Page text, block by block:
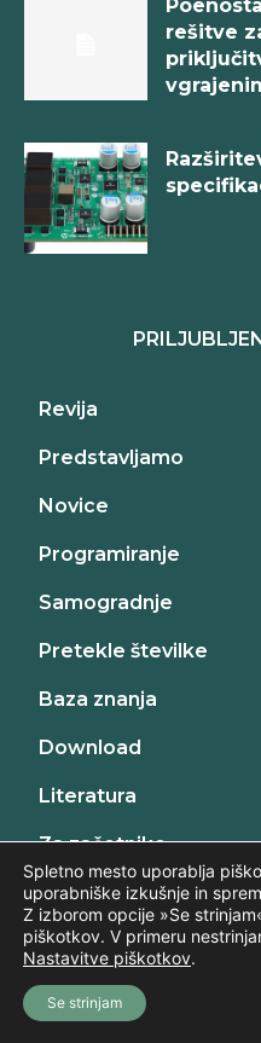
rešitve
Revija
Predstavljamo
Novice
Programiranje
Samogradnje
Pretekle številke
Baza znanja
Download
Literatura
Za začetnike
Projekti za začetnike
©2026 AX elektronika d.o.o.,
Spletno mesto uporablja
uporabniške izkušnje in
Z izborom opcije »Se
piškotkov. V primeru
Nastavitve piškotkov.
Se strinjam